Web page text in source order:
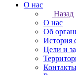
О нас
Назад
О нас
Об
История
Цели и